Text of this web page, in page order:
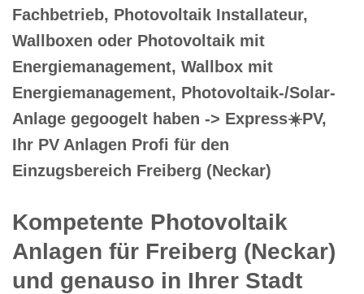
Fachbetrieb, Photovoltaik Installateur,
Wallboxen oder Photovoltaik mit
Energiemanagement, Wallbox mit
Energiemanagement, Photovoltaik-/Solar-
Anlage gegoogelt haben -> Express☀️PV️,
Ihr PV Anlagen Profi für den
Einzugsbereich Freiberg (Neckar)
Kompetente Photovoltaik
Anlagen für Freiberg (Neckar)
und genauso in Ihrer Stadt